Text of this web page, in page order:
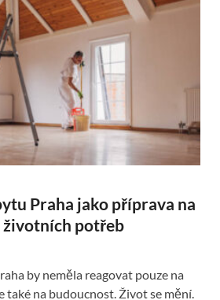
Praha jako příprava na
životních potřeb
by neměla reagovat pouze na
také na budoucnost. Život se mění.